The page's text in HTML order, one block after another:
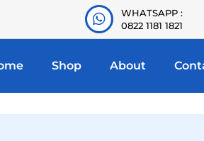
WHATSAPP :
0822 1181 1821
Shop About